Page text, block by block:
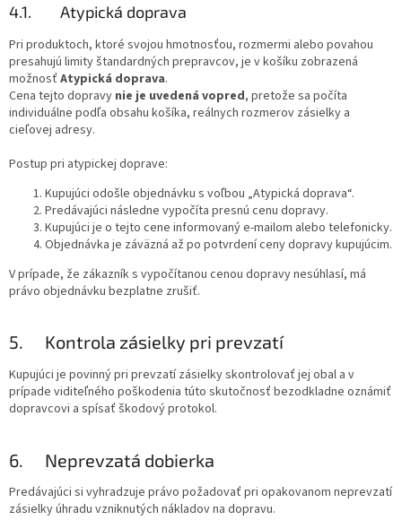
4.1. Atypická doprava
Pri produktoch, ktoré svojou hmotnosťou, rozmermi alebo povahou
presahujú limity štandardných prepravcov, je v košíku zobrazená
možnosť Atypická doprava.
Cena tejto dopravy nie je uvedená vopred, pretože sa počíta
individuálne podľa obsahu košíka, reálnych rozmerov zásielky a
cieľovej adresy.
Postup pri atypickej doprave:
Kupujúci odošle objednávku s voľbou „Atypická doprava“.
Predávajúci následne vypočíta presnú cenu dopravy.
Kupujúci je o tejto cene informovaný e-mailom alebo telefonicky.
Objednávka je záväzná až po potvrdení ceny dopravy kupujúcim.
V prípade, že zákazník s vypočítanou cenou dopravy nesúhlasí, má
právo objednávku bezplatne zrušiť.
5. Kontrola zásielky pri prevzatí
Kupujúci je povinný pri prevzatí zásielky skontrolovať jej obal a v
prípade viditeľného poškodenia túto skutočnosť bezodkladne oznámiť
dopravcovi a spísať škodový protokol.
6. Neprevzatá dobierka
Predávajúci si vyhradzuje právo požadovať pri opakovanom neprevzatí
zásielky úhradu vzniknutých nákladov na dopravu.